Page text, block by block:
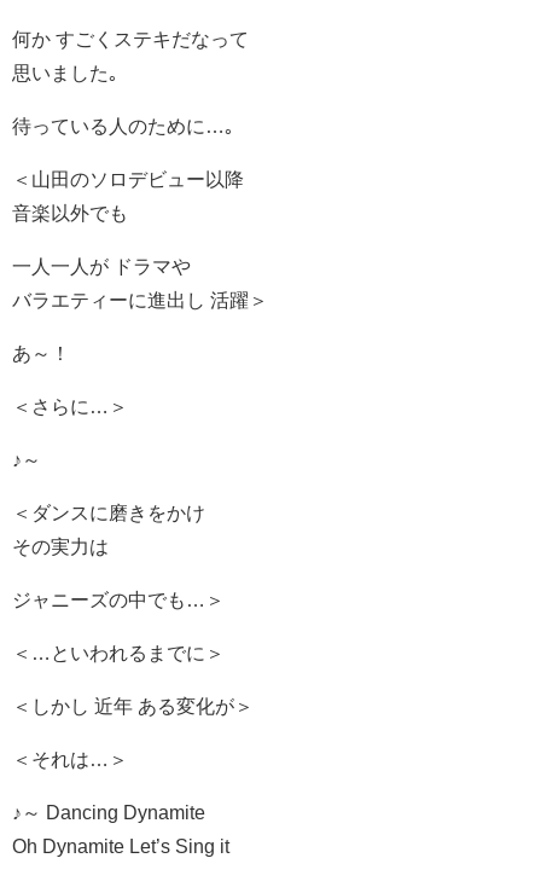
何か すごくステキだなって
思いました｡
待っている人のために…｡
＜山田のソロデビュー以降
音楽以外でも
一人一人が ドラマや
バラエティーに進出し 活躍＞
あ～！
＜さらに…＞
♪～
＜ダンスに磨きをかけ
その実力は
ジャニーズの中でも…＞
＜…といわれるまでに＞
＜しかし 近年 ある変化が＞
＜それは…＞
♪～ Dancing Dynamite
Oh Dynamite Let’s Sing it